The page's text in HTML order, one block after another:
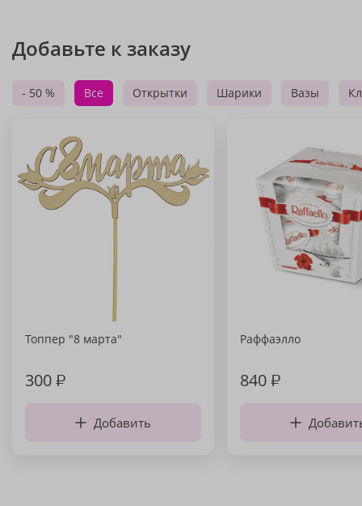
Добавьте к заказу
- 50 % Все Открытки Шарики Вазы
Топпер "8 марта"
300₽
Добавить
Раффаэлло
840₽